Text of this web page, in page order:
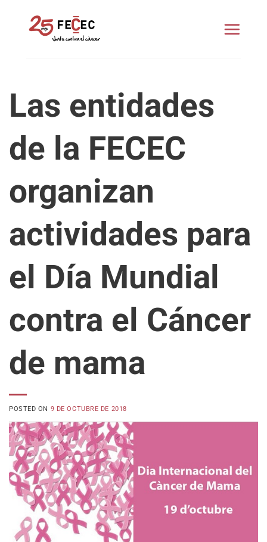
contenido
Las entidades
de la FECEC
organizan
actividades para
el Día Mundial
contra el Cáncer
de mama
POSTED ON 9 DE OCTUBRE DE 2018